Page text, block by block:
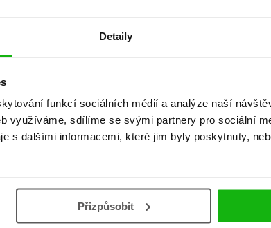
Detaily
funkcí sociálních médií a analýze naší
využíváme, sdílíme se svými partnery pro sociální
s dalšími informacemi, které jim byly poskytnuty,
Přizpůsobit
recenzi mohou vkládat pouze registrovaní